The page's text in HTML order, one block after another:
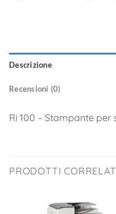
Descrizione
Recensioni (0)
Ri 100 – Stampante
PRODOTTI